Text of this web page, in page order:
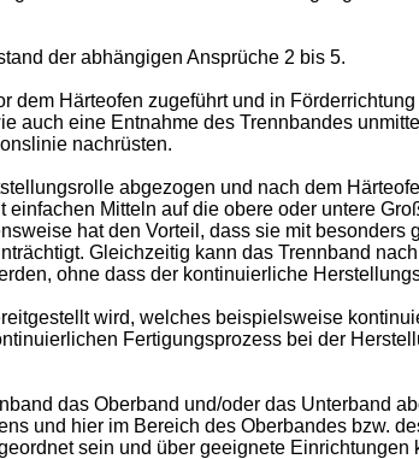
der abhängigen Ansprüche 2 bis 5.
Härteofen zugeführt und in
eine Entnahme des Trennbandes
nachrüsten.
abgezogen und nach dem
Mitteln auf die obere oder untere
hat den Vorteil, dass sie mit besonders
Gleichzeitig kann das Trennband
ohne dass der kontinuierliche
wird, welches beispielsweise
Fertigungsprozess bei der
das Oberband und/oder das Unterband
und hier im Bereich des Oberbandes bzw.
sein und über geeignete